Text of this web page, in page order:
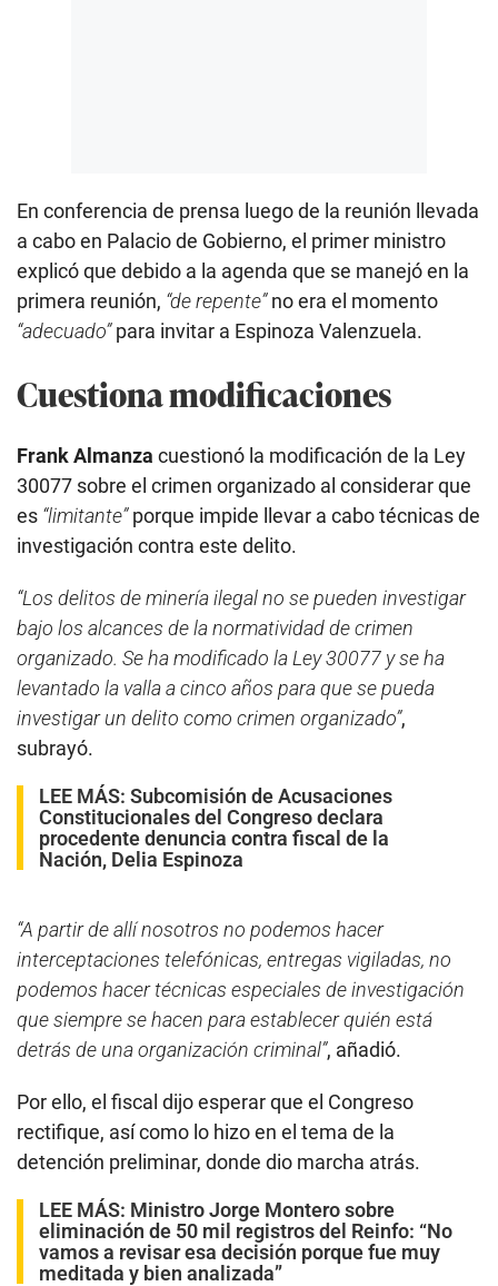
En conferencia de prensa luego de la reunión llevada
a cabo en Palacio de Gobierno, el primer ministro
explicó que debido a la agenda que se manejó en la
primera reunión, “de repente”no era el momento
“adecuado”para invitar a Espinoza Valenzuela.
Cuestiona modificaciones
Frank Almanza cuestionó la modificación de la Ley
30077 sobre el crimen organizado al considerar que
es “limitante”porque impide llevar a cabo técnicas de
investigación contra este delito.
“Los delitos de minería ilegal no se pueden investigar
bajo los alcances de la normatividad de crimen
organizado. Se ha modificado la Ley 30077 y se ha
levantado la valla a cinco años para que se pueda
investigar un delito como crimen organizado”,
subrayó.
LEE MÁS: Subcomisión de Acusaciones
Constitucionales del Congreso declara
procedente denuncia contra fiscal de la
Nación, Delia Espinoza
“A partir de allí nosotros no podemos hacer
interceptaciones telefónicas, entregas vigiladas, no
podemos hacer técnicas especiales de investigación
que siempre se hacen para establecer quién está
detrás de una organización criminal”, añadió.
Por ello, el fiscal dijo esperar que el Congreso
rectifique, así como lo hizo en el tema de la
detención preliminar, donde dio marcha atrás.
LEE MÁS: Ministro Jorge Montero sobre
eliminación de 50 mil registros del Reinfo: “No
vamos a revisar esa decisión porque fue muy
meditada y bien analizada”